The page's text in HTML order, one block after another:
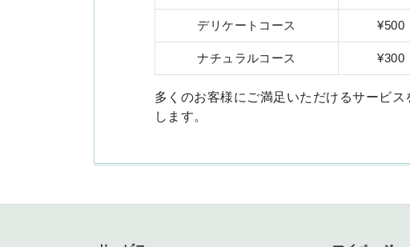
デリケートコース ¥500
ナチュラルコース ¥300
多くのお客様にご満足いただけるサービ
します。